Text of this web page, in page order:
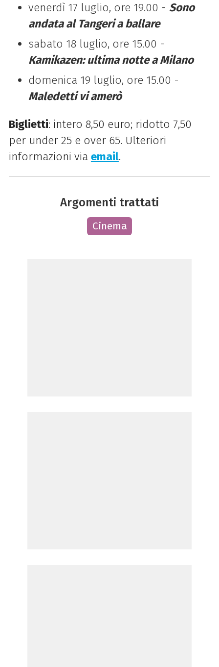
venerdì 17 luglio, ore 19.00 - Sono
andata al Tangeri a ballare
sabato 18 luglio, ore 15.00 -
Kamikazen: ultima notte a Milano
domenica 19 luglio, ore 15.00 -
Maledetti vi amerò
Biglietti: intero 8,50 euro; ridotto 7,50
per under 25 e over 65. Ulteriori
informazioni via email.
Argomenti trattati
Cinema